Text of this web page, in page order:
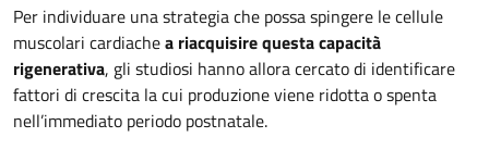
Per individuare una strategia che possa spingere le cellule
muscolari cardiachea riacquisire questa capacità
rigenerativa, gli studiosi hanno allora cercato di identificare
fattori di crescita la cui produzione viene ridotta o spenta
nell’immediato periodo postnatale.